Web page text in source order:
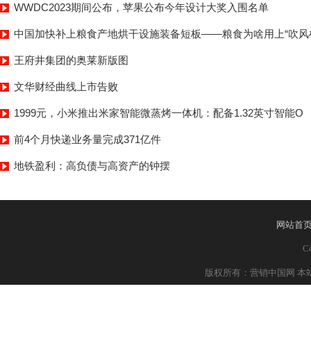
WWDC2023期间公布，苹果公布今年设计大奖入围名单
中国加快补上粮食产地烘干设施装备短板——粮食为啥用上“吹风
王府井集团的奥莱新版图
文华财经曲线上市告败
1999元，小米推出米家智能微蒸烤一体机：配备1.32英寸智能O
前4个月快递业务量完成371亿件
地铁盈利：高负债与高资产的钟摆
网站首
版权所有：营销中国网 本